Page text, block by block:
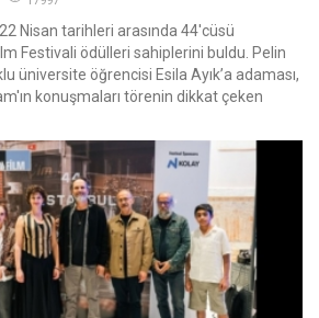
Nisan tarihleri arasında 44'cüsü
Festivali ödülleri sahiplerini buldu. Pelin
üniversite öğrencisi Esila Ayık’a adaması,
konuşmaları törenin dikkat çeken